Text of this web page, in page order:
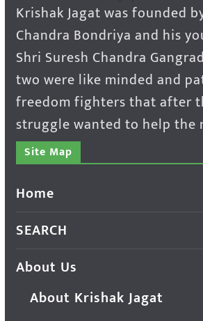
Krishak Jagat was founded
Chandra Bondriya and his
Shri Suresh Chandra
two were like minded and
freedom fighters that after
struggle wanted to help the
Site Map
Home
SEARCH
About Us
About Krishak Jagat